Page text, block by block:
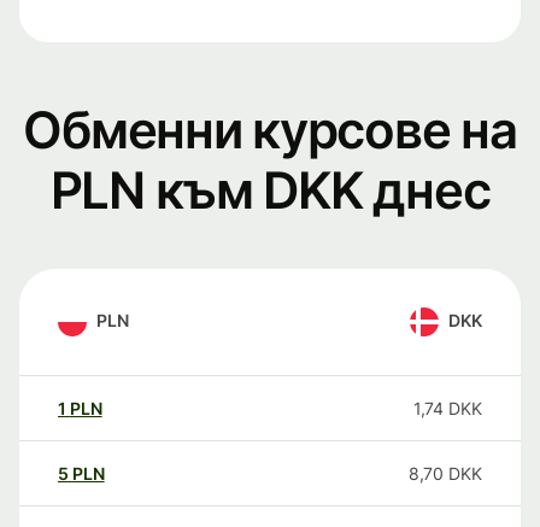
Обменни курсове на
PLN към DKK днес
PLN DKK
1 PLN 1,74 DKK
5 PLN 8,70 DKK